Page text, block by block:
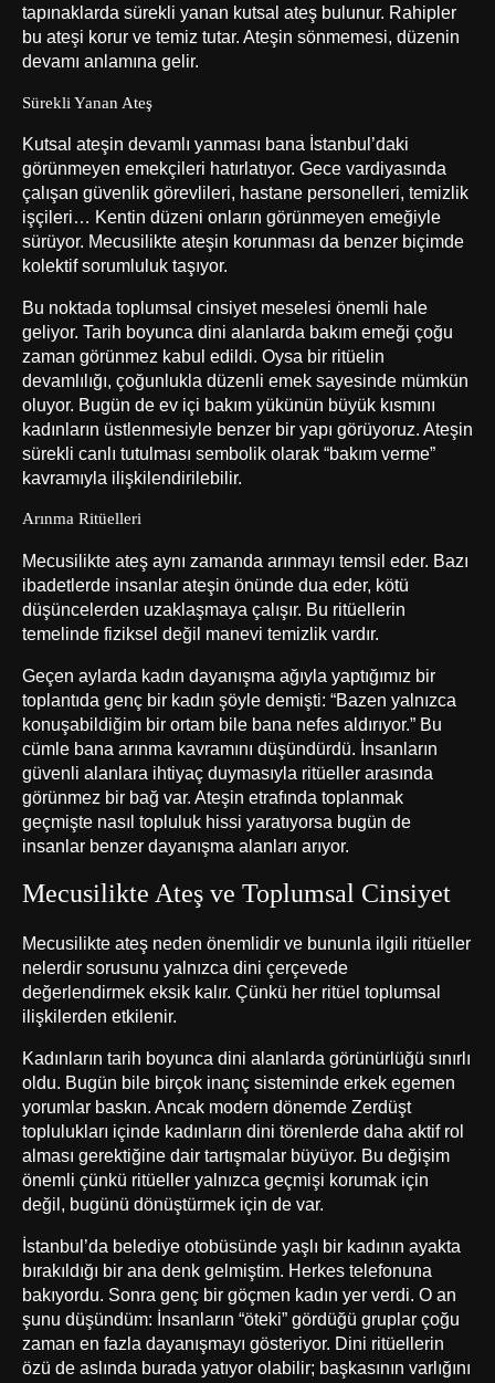
tapınaklarda sürekli yanan kutsal ateş bulunur. Rahipler
bu ateşi korur ve temiz tutar. Ateşin sönmemesi, düzenin
devamı anlamına gelir.
Sürekli Yanan Ateş
Kutsal ateşin devamlı yanması bana İstanbul’daki
görünmeyen emekçileri hatırlatıyor. Gece vardiyasında
çalışan güvenlik görevlileri, hastane personelleri, temizlik
işçileri… Kentin düzeni onların görünmeyen emeğiyle
sürüyor. Mecusilikte ateşin korunması da benzer biçimde
kolektif sorumluluk taşıyor.
Bu noktada toplumsal cinsiyet meselesi önemli hale
geliyor. Tarih boyunca dini alanlarda bakım emeği çoğu
zaman görünmez kabul edildi. Oysa bir ritüelin
devamlılığı, çoğunlukla düzenli emek sayesinde mümkün
oluyor. Bugün de ev içi bakım yükünün büyük kısmını
kadınların üstlenmesiyle benzer bir yapı görüyoruz. Ateşin
sürekli canlı tutulması sembolik olarak “bakım verme”
kavramıyla ilişkilendirilebilir.
Arınma Ritüelleri
Mecusilikte ateş aynı zamanda arınmayı temsil eder. Bazı
ibadetlerde insanlar ateşin önünde dua eder, kötü
düşüncelerden uzaklaşmaya çalışır. Bu ritüellerin
temelinde fiziksel değil manevi temizlik vardır.
Geçen aylarda kadın dayanışma ağıyla yaptığımız bir
toplantıda genç bir kadın şöyle demişti: “Bazen yalnızca
konuşabildiğim bir ortam bile bana nefes aldırıyor.” Bu
cümle bana arınma kavramını düşündürdü. İnsanların
güvenli alanlara ihtiyaç duymasıyla ritüeller arasında
görünmez bir bağ var. Ateşin etrafında toplanmak
geçmişte nasıl topluluk hissi yaratıyorsa bugün de
insanlar benzer dayanışma alanları arıyor.
Mecusilikte Ateş ve Toplumsal Cinsiyet
Mecusilikte ateş neden önemlidir ve bununla ilgili ritüeller
nelerdir sorusunu yalnızca dini çerçevede
değerlendirmek eksik kalır. Çünkü her ritüel toplumsal
ilişkilerden etkilenir.
Kadınların tarih boyunca dini alanlarda görünürlüğü sınırlı
oldu. Bugün bile birçok inanç sisteminde erkek egemen
yorumlar baskın. Ancak modern dönemde Zerdüşt
toplulukları içinde kadınların dini törenlerde daha aktif rol
alması gerektiğine dair tartışmalar büyüyor. Bu değişim
önemli çünkü ritüeller yalnızca geçmişi korumak için
değil, bugünü dönüştürmek için de var.
İstanbul’da belediye otobüsünde yaşlı bir kadının ayakta
bırakıldığı bir ana denk gelmiştim. Herkes telefonuna
bakıyordu. Sonra genç bir göçmen kadın yer verdi. O an
şunu düşündüm: İnsanların “öteki” gördüğü gruplar çoğu
zaman en fazla dayanışmayı gösteriyor. Dini ritüellerin
özü de aslında burada yatıyor olabilir; başkasının varlığını